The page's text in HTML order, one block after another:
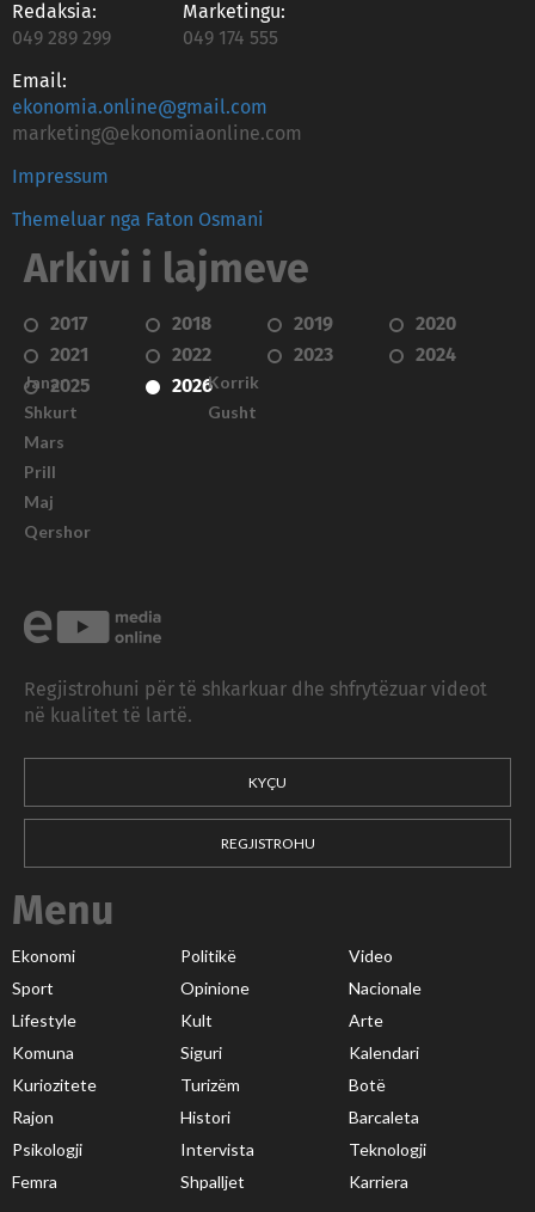
Redaksia:
049 289 299
Marketingu:
049 174 555
Email:
ekonomia.online@gmail.com
marketing@ekonomiaonline.com
Impressum
Themeluar nga Faton Osmani
Arkivi i lajmeve
2017 2018 2019
2020
2021
2022 2023
2024
2025
2026
Janar
Shkurt
Mars
Prill
Maj
Qershor
Korrik
Gusht
Regjistrohuni për të shkarkuar dhe shfrytëzuar videot
në kualitet të lartë.
KYÇU
REGJISTROHU
Menu
Ekonomi Politikë
Video
Sport
Opinione
Nacionale
Lifestyle
Kult
Arte
Komuna
Siguri
Kalendari
Kuriozitete
Turizëm
Botë
Rajon
Histori
Barcaleta
Psikologji
Intervista
Teknologji
Femra
Shpalljet Karriera